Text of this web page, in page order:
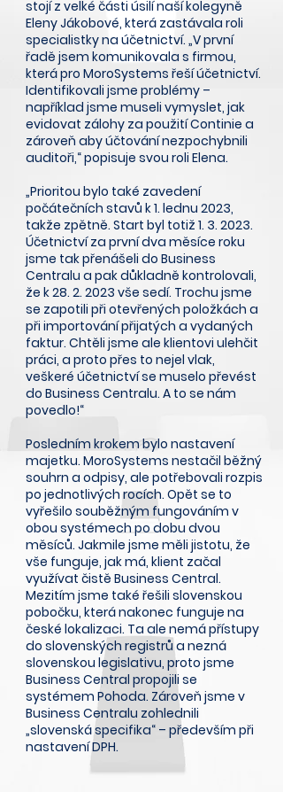
stojí z velké části úsilí naší kolegyně
Eleny Jákobové, která zastávala roli
specialistky na účetnictví. „V první
řadě jsem komunikovala s firmou,
která pro MoroSystems řeší účetnictví.
Identifikovali jsme problémy –
například jsme museli vymyslet, jak
evidovat zálohy za použití Continie a
zároveň aby účtování nezpochybnili
auditoři,“ popisuje svou roli Elena.
„Prioritou bylo také zavedení
počátečních stavů k 1. lednu 2023,
takže zpětně. Start byl totiž 1. 3. 2023.
Účetnictví za první dva měsíce roku
jsme tak přenášeli do Business
Centralu a pak důkladně kontrolovali,
že k28. 2. 2023 vše sedí. Trochu jsme
se zapotili při otevřených položkách a
při importování přijatých a vydaných
faktur. Chtěli jsme ale klientovi ulehčit
práci, a proto přes to nejel vlak,
veškeré účetnictví se muselo převést
do Business Centralu. A to se nám
povedlo!“
Posledním krokem bylo nastavení
majetku. MoroSystems nestačil běžný
souhrn a odpisy, ale potřebovali rozpis
po jednotlivých rocích. Opět se to
vyřešilo souběžným fungováním v
obou systémech po dobu dvou
měsíců. Jakmile jsme měli jistotu, že
vše funguje, jak má, klient začal
využívat čistě Business Central.
Mezitím jsme také řešili slovenskou
pobočku, která nakonec funguje na
české lokalizaci. Ta ale nemá přístupy
do slovenských registrů a nezná
slovenskou legislativu, proto jsme
Business Central propojili se
systémem Pohoda. Zároveň jsme v
Business Centralu zohlednili
„slovenská specifika“ – především při
nastavení DPH.